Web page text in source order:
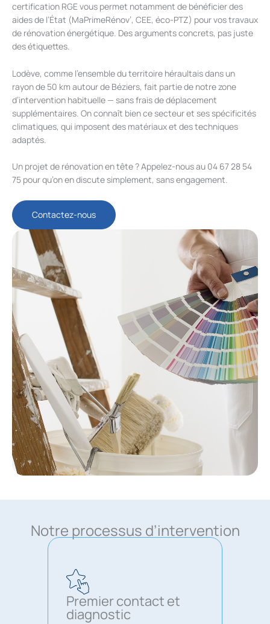
certification RGE vous permet notamment de bénéficier des
aides de l’État (MaPrimeRénov’, CEE, éco-PTZ) pour vos travaux
de rénovation énergétique. Des arguments concrets, pas juste
des étiquettes.
Lodève, comme l’ensemble du territoire héraultais dans un
rayon de 50 km autour de Béziers, fait partie de notre zone
d’intervention habituelle — sans frais de déplacement
supplémentaires. On connaît bien ce secteur et ses spécificités
climatiques, qui imposent des matériaux et des techniques
adaptés.
Un projet de rénovation en tête ? Appelez-nous au 04 67 28 54
75 pour qu’on en discute simplement, sans engagement.
Contactez-nous
Notre processus d’intervention
Premier contact et
diagnostic